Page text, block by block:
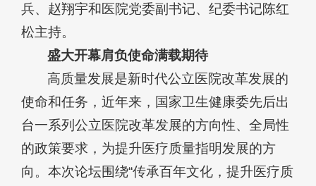
兵、赵翔宇和医院党委副书记、纪委书记陈红
松主持。
盛大开幕肩负使命满载期待
高质量发展是新时代公立医院改革发展的
使命和任务，近年来，国家卫生健康委先后出
台一系列公立医院改革发展的方向性、全局性
的政策要求，为提升医疗质量指明发展的方
向。本次论坛围绕“传承百年文化，提升医疗质